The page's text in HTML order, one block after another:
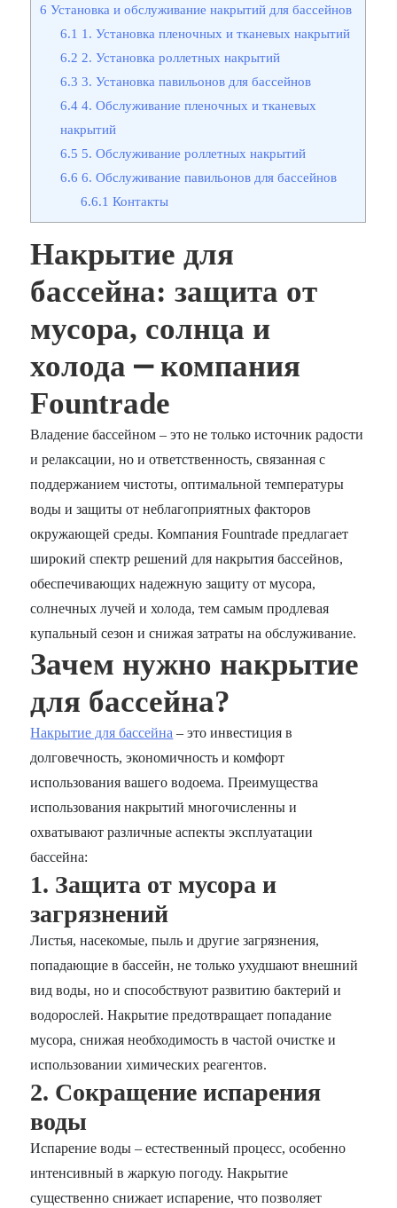
6 Установка и обслуживание накрытий для бассейнов
6.1 1. Установка пленочных и тканевых накрытий
6.2 2. Установка роллетных накрытий
6.3 3. Установка павильонов для бассейнов
6.4 4. Обслуживание пленочных и тканевых
накрытий
6.5 5. Обслуживание роллетных накрытий
6.6 6. Обслуживание павильонов для бассейнов
6.6.1 Контакты
Накрытие для
бассейна: защита от
мусора, солнца и
холода ⎼ компания
Fountrade
Владение бассейном – это не только источник радости
и релаксации, но и ответственность, связанная с
поддержанием чистоты, оптимальной температуры
воды и защиты от неблагоприятных факторов
окружающей среды. Компания Fountrade предлагает
широкий спектр решений для накрытия бассейнов,
обеспечивающих надежную защиту от мусора,
солнечных лучей и холода, тем самым продлевая
купальный сезон и снижая затраты на обслуживание.
Зачем нужно накрытие
для бассейна?
Накрытие для бассейна – это инвестиция в
долговечность, экономичность и комфорт
использования вашего водоема. Преимущества
использования накрытий многочисленны и
охватывают различные аспекты эксплуатации
бассейна:
1. Защита от мусора и
загрязнений
Листья, насекомые, пыль и другие загрязнения,
попадающие в бассейн, не только ухудшают внешний
вид воды, но и способствуют развитию бактерий и
водорослей. Накрытие предотвращает попадание
мусора, снижая необходимость в частой очистке и
использовании химических реагентов.
2. Сокращение испарения
воды
Испарение воды – естественный процесс, особенно
интенсивный в жаркую погоду. Накрытие
существенно снижает испарение, что позволяет